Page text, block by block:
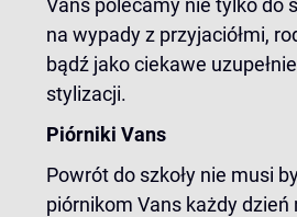
Vans polecamy nie tylko do
na wypady z przyjaciółmi,
bądź jako ciekawe
stylizacji.
Piórniki Vans
Powrót do szkoły nie musi
piórnikom Vans każdy dzień